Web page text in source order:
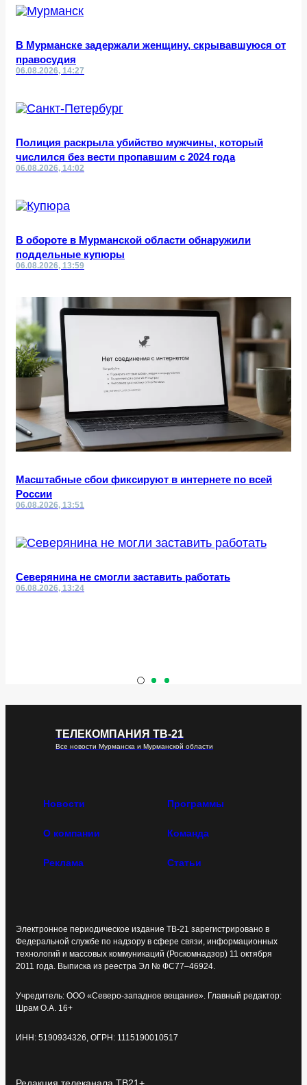
В Мурманске задержали женщину, скрывавшуюся от
правосудия
06.08.2026, 14:27
Полиция раскрыла убийство мужчины, который
числился без вести пропавшим с 2024 года
06.08.2026, 14:02
В обороте в Мурманской области обнаружили
поддельные купюры
06.08.2026, 13:59
Масштабные сбои фиксируют в интернете по всей
России
06.08.2026, 13:51
Северянина не смогли заставить работать
06.08.2026, 13:24
ТЕЛЕКОМПАНИЯ ТВ-21
Все новости Мурманска и Мурманской области
Новости Программы
О компании Команда
Реклама Статьи
Электронное периодическое издание ТВ-21 зарегистрировано в
Федеральной службе по надзору в сфере связи, информационных
технологий и массовых коммуникаций (Роскомнадзор) 11 октября
2011 года. Выписка из реестра Эл № ФС77–46924.
Учредитель: ООО «Северо-западное вещание». Главный редактор:
Шрам О.А. 16+
ИНН: 5190934326, ОГРН: 1115190010517